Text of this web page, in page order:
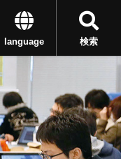
検索
language